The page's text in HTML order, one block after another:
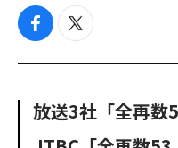
f
c
o
t
i
e
放送3社「全再数